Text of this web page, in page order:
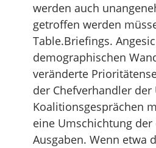
werden auch
getroffen werden
Table.Briefings.
demographischen
veränderte
der Chefverhandler
Koalitionsgesprächen
eine Umschichtung
Ausgaben. Wenn etwa